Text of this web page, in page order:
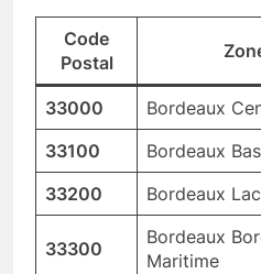
Code
Postal
33000 Bordeaux
33100
Bordeaux
33200
Bordeaux Lac
33300
Bordeaux
Maritime